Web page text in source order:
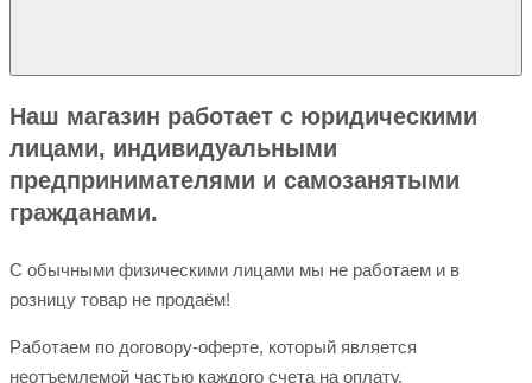
Наш магазин работает с юридическими
лицами, индивидуальными
предпринимателями и самозанятыми
гражданами.
С обычными физическими лицами мы не работаем и в
розницу товар не продаём!
Работаем по договору-оферте, который является
неотъемлемой частью каждого счета на оплату.